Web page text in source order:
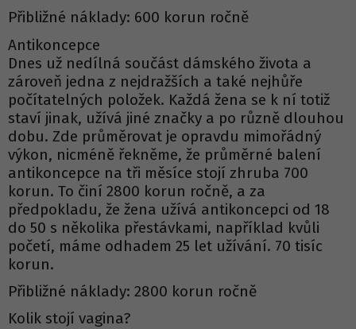
Přibližné náklady: 600 korun ročně
Antikoncepce
Dnes už nedílná součást dámského života a
zároveň jedna z nejdražších a také nejhůře
počítatelných položek. Každá žena se k ní totiž
staví jinak, užívá jiné značky a po různě dlouhou
dobu. Zde průměrovat je opravdu mimořádný
výkon, nicméně řekněme, že průměrné balení
antikoncepce na tři měsíce stojí zhruba 700
korun. To činí 2800 korun ročně, a za
předpokladu, že žena užívá antikoncepci od 18
do 50 s několika přestávkami, například kvůli
početí, máme odhadem 25 let užívání. 70 tisíc
korun.
Přibližné náklady: 2800 korun ročně
Kolik stojí vagina?